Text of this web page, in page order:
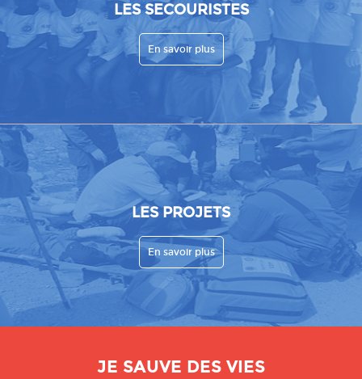
LES SECOURISTES
En savoir plus
LES PROJETS
En savoir plus
JE SAUVE DES VIES